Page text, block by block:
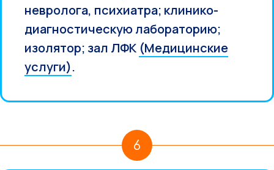
невролога, психиатра; клинико-
диагностическую лабораторию;
изолятор; зал ЛФК (Медицинские
услуги).
6